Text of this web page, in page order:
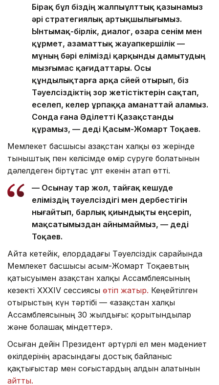
Бірақ бұл біздің жалпыұлттық қазынамыз
әрі стратегиялық артықшылығымыз.
Ынтымақ-бірлік, диалог, өзара сенім мен
құрмет, азаматтық жауапкершілік —
мұның бәрі елімізді қарқынды дамытудың
мызғымас қағидаттары. Осы
құндылықтарға арқа сүйей отырып, біз
Тәуелсіздіктің зор жетістіктерін сақтап,
еселеп, келер ұрпаққа аманаттай аламыз.
Сонда ғана Әділетті Қазақстанды
құрамыз, — деді Қасым-Жомарт Тоқаев.
Мемлекет басшысы Қазақстан халқы өз жерінде
тыныштық пен келісімде өмір сүруге болатынын
дәлелдеген біртұтас ұлт екенін атап өтті.
— Осынау тар жол, тайғақ кешуде
еліміздің тәуелсіздігі мен дербестігін
нығайтып, барлық қиындықты еңсеріп,
мақсатымыздан айнымаймыз, — деді
Тоқаев.
Айта кетейік, елордадағы Тәуелсіздік сарайында
Мемлекет басшысы Қасым-Жомарт Тоқаевтың
қатысуымен Қазақстан халқы Ассамблеясының
кезекті ХХХІV сессиясы өтіп жатыр. Кеңейтілген
отырыстың күн тәртібі — «Қазақстан халқы
Ассамблеясының 30 жылдығы: қорытындылар
және болашақ міндеттер».
Осыған дейін Президент әртүрлі ел мен мәдениет
өкілдерінің арасындағы достық байланыс
қақтығыстар мен соғыстардың алдын алатынын
айтты.